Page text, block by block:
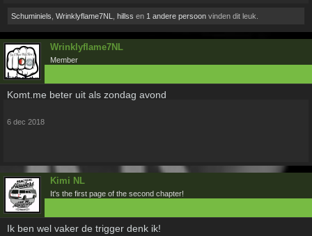
Schuminiels Wrinklyflame7NL hillss en 1 andere persoon vinden dit leuk.
Wrinklyflame7NL
Member
Komt.me beter uit als zondag avond
6 dec 2018
Kimi NL
It's the first page of the second chapter!
Ik ben wel vaker de trigger denk ik!